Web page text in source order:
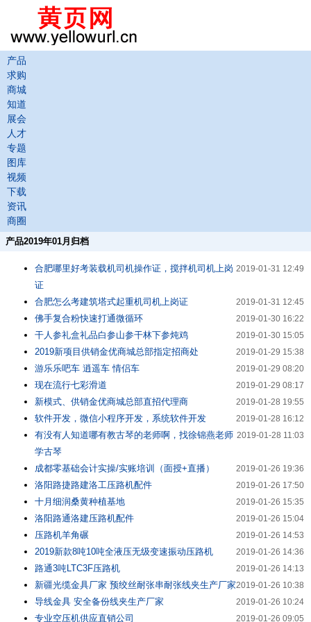
产品
求购
商城
知道
展会
人才
专题
图库
视频
下载
资讯
商圈
产品2019年01月归档
2019-01-31 12:49
合肥哪里好考装载机司机操作证，搅拌机司机上岗
证
2019-01-31 12:45
合肥怎么考建筑塔式起重机司机上岗证
2019-01-30 16:22
佛手复合粉快速打通微循环
2019-01-30 15:05
干人参礼盒礼品白参山参干林下参炖鸡
2019-01-29 15:38
2019新项目供销金优商城总部指定招商处
2019-01-29 08:20
游乐乐吧车 逍遥车 情侣车
2019-01-29 08:17
现在流行七彩滑道
2019-01-28 19:55
新模式、供销金优商城总部直招代理商
2019-01-28 16:12
软件开发，微信小程序开发，系统软件开发
2019-01-28 11:03
有没有人知道哪有教古琴的老师啊，找徐锦燕老师
学古琴
2019-01-26 19:36
成都零基础会计实操/实账培训（面授+直播）
2019-01-26 17:50
洛阳路捷路建洛工压路机配件
2019-01-26 15:35
十月细润桑黄种植基地
2019-01-26 15:04
洛阳路通洛建压路机配件
2019-01-26 14:53
压路机羊角碾
2019-01-26 14:36
2019新款8吨10吨全液压无级变速振动压路机
2019-01-26 14:13
路通3吨LTC3F压路机
2019-01-26 10:38
新疆光缆金具厂家 预绞丝耐张串耐张线夹生产厂家
2019-01-26 10:24
导线金具 安全备份线夹生产厂家
2019-01-26 09:05
专业空压机供应直销公司